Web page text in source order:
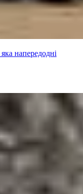
напередодні